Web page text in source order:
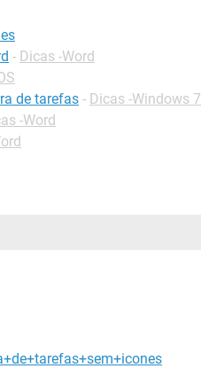
- Dicas -Word
de tarefas - Dicas -Windows 7
-Word